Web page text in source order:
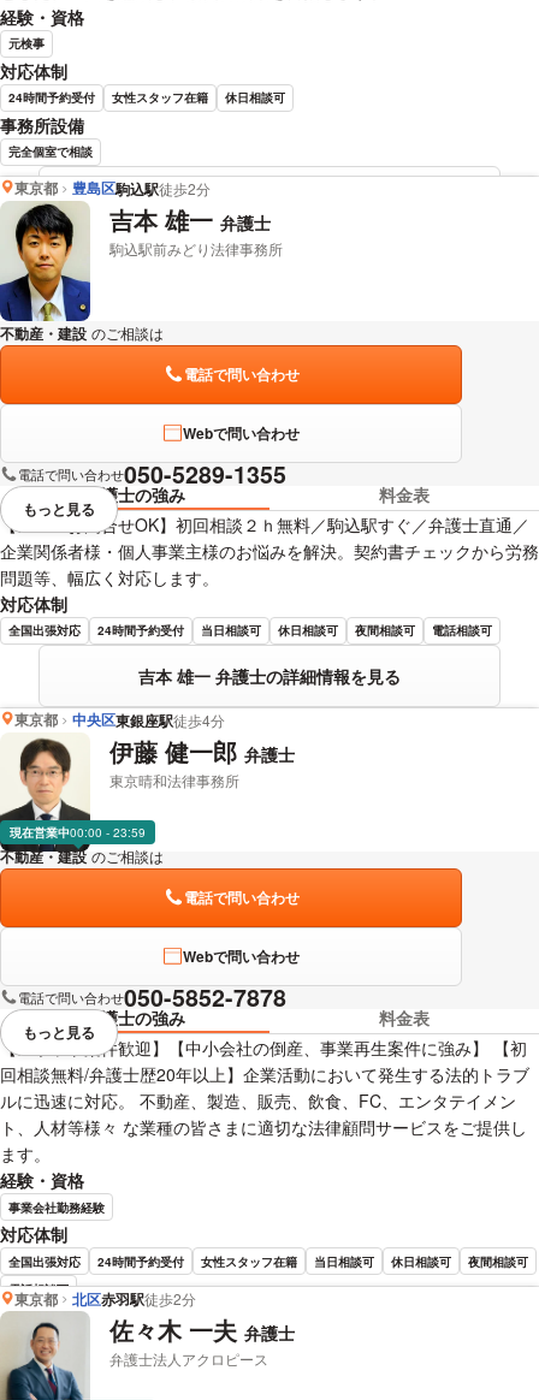
経験・資格
元検事
対応体制
24時間予約受付 女性スタッフ在籍 休日相談可
事務所設備
完全個室で相談
高橋 麻理 弁護士の詳細情報を見る
東京都 豊島区駒込駅徒歩2分
吉本 雄一 弁護士
駒込駅前みどり法律事務所
不動産・建設 のご相談は
電話で問い合わせ
Webで問い合わせ
電話で問い合わせ050-5289-1355
弁護士の強み
料金表
【メールお問合せOK】初回相談２ｈ無料／駒込駅すぐ／弁護士直通／
企業関係者様・個人事業主様のお悩みを解決。契約書チェックから労務
問題等、幅広く対応します。
対応体制
全国出張対応 24時間予約受付 当日相談可 休日相談可 夜間相談可 電話相談可
吉本 雄一 弁護士の詳細情報を見る
視覚的に省略されている要素を
もっと見る
東京都 中央区東銀座駅徒歩4分
伊藤 健一郎 弁護士
東京晴和法律事務所
現在営業中00:00 - 23:59
不動産・建設 のご相談は
電話で問い合わせ
Webで問い合わせ
電話で問い合わせ050-5852-7878
弁護士の強み
料金表
【スポット案件歓迎】【中小会社の倒産、事業再生案件に強み】 【初
回相談無料/弁護士歴20年以上】企業活動において発生する法的トラブ
ルに迅速に対応。 不動産、製造、販売、飲食、FC、エンタテイメン
ト、人材等様々 な業種の皆さまに適切な法律顧問サービスをご提供し
ます。
経験・資格
事業会社勤務経験
対応体制
全国出張対応 24時間予約受付 女性スタッフ在籍 当日相談可 休日相談可
夜間相談可
電話相談可
伊藤 健一郎 弁護士の詳細情報を見る
視覚的に省略されている要素を
もっと見る
東京都 北区赤羽駅徒歩2分
佐々木 一夫 弁護士
弁護士法人アクロピース